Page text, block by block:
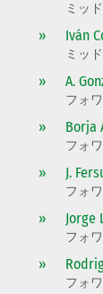
ミッ
» Iván
ミッ
» A.
フォ
» Borja
フォ
» J.
フォ
» Jorge
フォ
»
フォ